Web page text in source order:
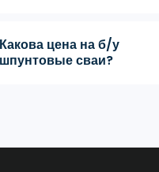
Какова цена на б/у
шпунтовые сваи?